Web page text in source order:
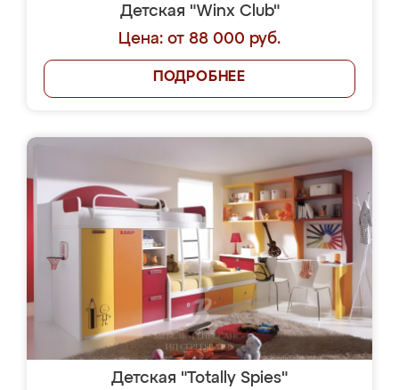
Детская "Winx Club"
Цена: от 88 000 руб.
ПОДРОБНЕЕ
Детская "Totally Spies"